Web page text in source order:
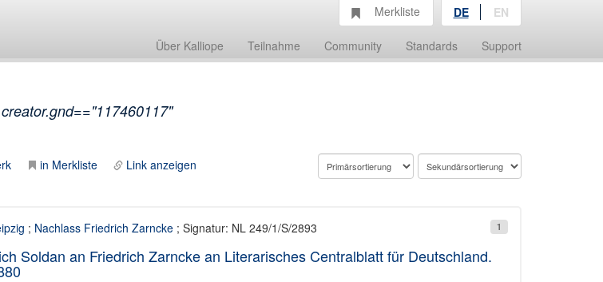
Über Kalliope Teilnahme Community Standards Support
Merkliste DE EN
in Merkliste Link anzeigen
1
; Nachlass Friedrich Zarncke; Signatur: NL 249/1/S/2893
Soldan an Friedrich Zarncke an Literarisches Centralblatt für Deutschland.